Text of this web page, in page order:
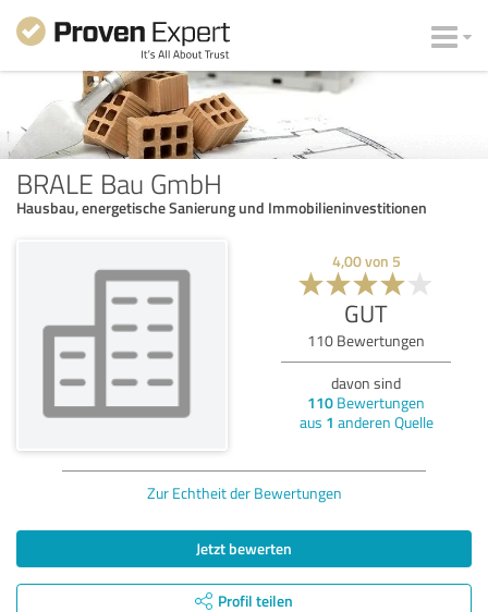
BRALE Bau GmbH
Hausbau, energetische Sanierung und Immobilieninvestitionen
4,00von 5
GUT
110 Bewertungen
davon sind
110 Bewertungen
aus 1 anderen Quelle
Zur Echtheit der Bewertungen
Jetzt bewerten
Profil teilen